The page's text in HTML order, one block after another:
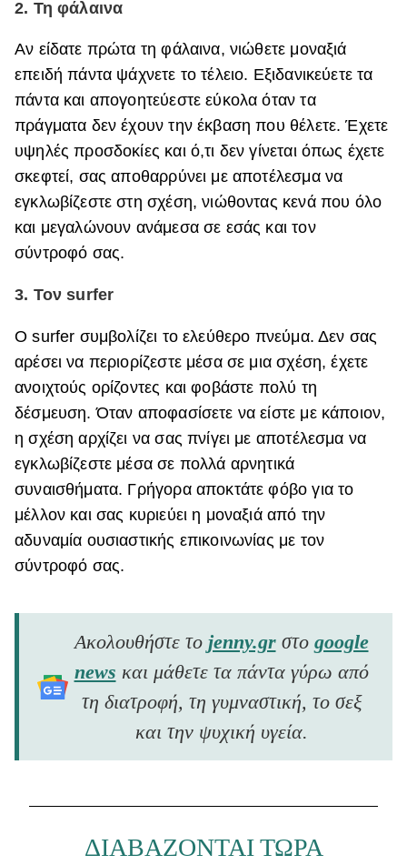
2. Τη φάλαινα
Αν είδατε πρώτα τη φάλαινα, νιώθετε μοναξιά
επειδή πάντα ψάχνετε το τέλειο. Εξιδανικεύετε τα
πάντα και απογοητεύεστε εύκολα όταν τα
πράγματα δεν έχουν την έκβαση που θέλετε. Έχετε
υψηλές προσδοκίες και ό,τι δεν γίνεται όπως έχετε
σκεφτεί, σας αποθαρρύνει με αποτέλεσμα να
εγκλωβίζεστε στη σχέση, νιώθοντας κενά που όλο
και μεγαλώνουν ανάμεσα σε εσάς και τον
σύντροφό σας.
3. Τον surfer
Ο surfer συμβολίζει το ελεύθερο πνεύμα. Δεν σας
αρέσει να περιορίζεστε μέσα σε μια σχέση, έχετε
ανοιχτούς ορίζοντες και φοβάστε πολύ τη
δέσμευση. Όταν αποφασίσετε να είστε με κάποιον,
η σχέση αρχίζει να σας πνίγει με αποτέλεσμα να
εγκλωβίζεστε μέσα σε πολλά αρνητικά
συναισθήματα. Γρήγορα αποκτάτε φόβο για το
μέλλον και σας κυριεύει η μοναξιά από την
αδυναμία ουσιαστικής επικοινωνίας με τον
σύντροφό σας.
Ακολουθήστε το jenny.grστο google
news και μάθετε τα πάντα γύρω από
τη διατροφή, τη γυμναστική, το σεξ
και την ψυχική υγεία.
ΔΙΑΒΑΖΟΝΤΑΙ ΤΩΡΑ